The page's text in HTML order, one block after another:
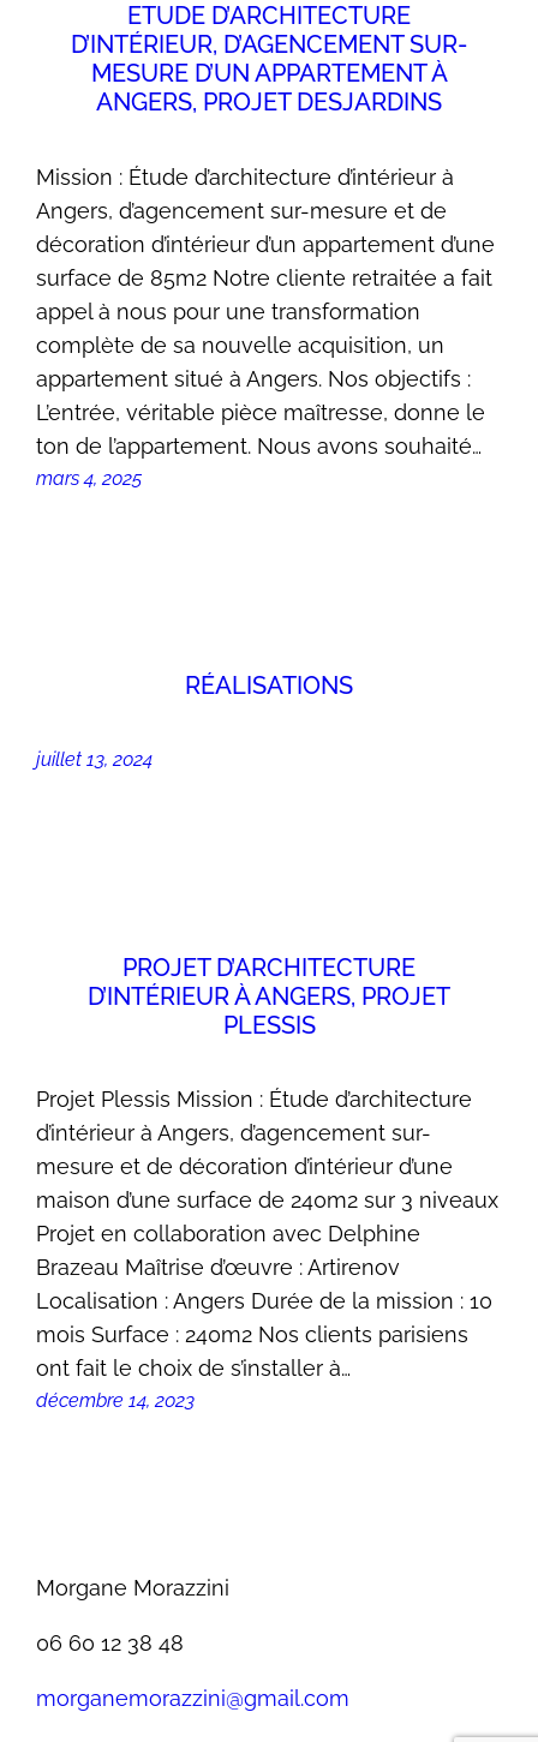
ETUDE D’ARCHITECTURE
D’INTÉRIEUR, D’AGENCEMENT SUR-
MESURE D’UN APPARTEMENT À
ANGERS, PROJET DESJARDINS
Mission : Étude d’architecture d’intérieur à
Angers, d’agencement sur-mesure et de
décoration d’intérieur d’un appartement d’une
surface de 85m2 Notre cliente retraitée a fait
appel à nous pour une transformation
complète de sa nouvelle acquisition, un
appartement situé à Angers. Nos objectifs :
L’entrée, véritable pièce maîtresse, donne le
ton de l’appartement. Nous avons souhaité…
mars 4, 2025
RÉALISATIONS
juillet 13, 2024
PROJET D’ARCHITECTURE
D’INTÉRIEUR À ANGERS, PROJET
PLESSIS
Projet Plessis Mission : Étude d’architecture
d’intérieur à Angers, d’agencement sur-
mesure et de décoration d’intérieur d’une
maison d’une surface de 240m2 sur 3 niveaux
Projet en collaboration avec Delphine
Brazeau Maîtrise d’œuvre : Artirenov
Localisation : Angers Durée de la mission : 10
mois Surface : 240m2 Nos clients parisiens
ont fait le choix de s’installer à…
décembre 14, 2023
Morgane Morazzini
06 60 12 38 48
morganemorazzini@gmail.com